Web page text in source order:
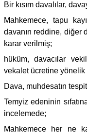
Bir kısım davalılar,
Mahkemece, tapu
davanın reddine, diğer
karar verilmiş;
hüküm, davacılar
vekalet ücretine
Dava, muhdesatın
Temyiz edeninin
incelemede;
Mahkemece her ne